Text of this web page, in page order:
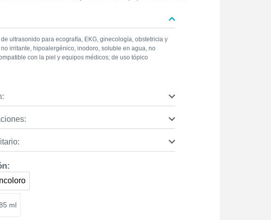
ultrasonido para ecografía, EKG, ginecología, obstetricia y
irritante, hipoalergénico, inodoro, soluble en agua, no
con la piel y equipos médicos; de uso tópico
Incoloro
ml